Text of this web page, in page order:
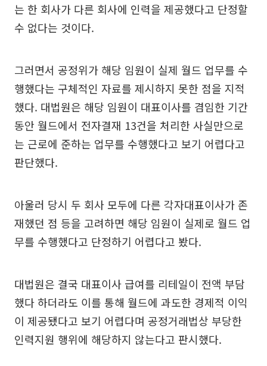
는 한 회사가 다른 회사에 인력을 제공했다고 단정할
수 없다는 것이다.
그러면서 공정위가 해당 임원이 실제 월드 업무를 수
행했다는 구체적인 자료를 제시하지 못한 점을 지적
했다. 대법원은 해당 임원이 대표이사를 겸임한 기간
동안 월드에서 전자결재 13건을 처리한 사실만으로
는 근로에 준하는 업무를 수행했다고 보기 어렵다고
판단했다.
아울러 당시 두 회사 모두에 다른 각자대표이사가 존
재했던 점 등을 고려하면 해당 임원이 실제로 월드 업
무를 수행했다고 단정하기 어렵다고 봤다.
대법원은 결국 대표이사 급여를 리테일이 전액 부담
했다 하더라도 이를 통해 월드에 과도한 경제적 이익
이 제공됐다고 보기 어렵다며 공정거래법상 부당한
인력지원 행위에 해당하지 않는다고 판시했다.